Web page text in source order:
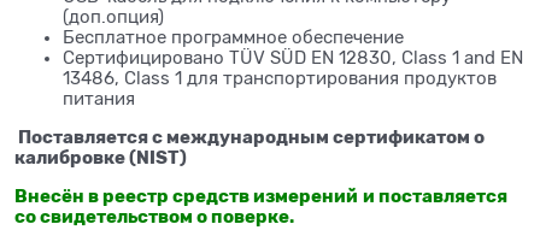
(доп.опция)
Бесплатное программное обеспечение
Сертифицировано TÜV SÜD EN 12830, Class 1 and EN
13486, Class 1 для транспортирования продуктов
питания
Поставляется с международным сертификатом о
калибровке (NIST)
Внесён в реестр средств измерений и поставляется
со свидетельством о поверке.